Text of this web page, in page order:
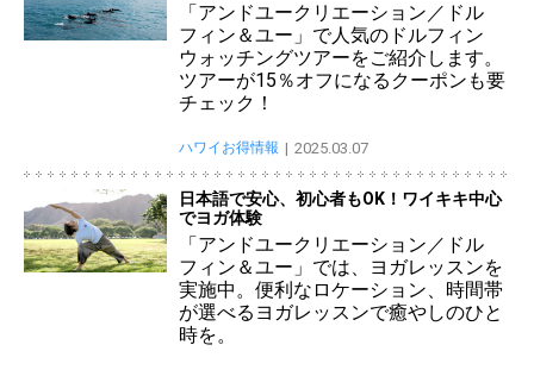
「アンドユークリエーション／ドル
フィン＆ユー」で人気のドルフィン
ウォッチングツアーをご紹介します。
ツアーが15％オフになるクーポンも要
チェック！
ハワイお得情報 2025.03.07
日本語で安心、初心者もOK！ワイキキ中心
でヨガ体験
「アンドユークリエーション／ドル
フィン＆ユー」では、ヨガレッスンを
実施中。便利なロケーション、時間帯
が選べるヨガレッスンで癒やしのひと
時を。